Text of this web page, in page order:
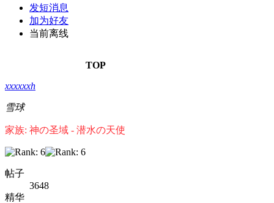
发短消息
加为好友
当前离线
TOP
xxxxxxh
雪球
家族: 神の圣域 - 潜水の天使
帖子
3648
精华